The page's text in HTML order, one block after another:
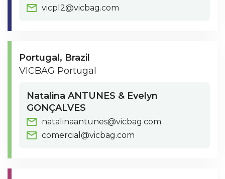
vicpl2@vicbag.com
Portugal
Brazil
VICBAG Portugal
Natalina ANTUNES & Evelyn
GONÇALVES
natalinaantunes@vicbag.com
comercial@vicbag.com